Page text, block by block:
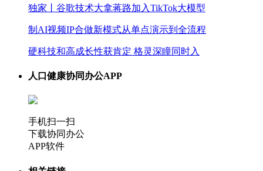
独家丨谷歌技术大拿蒋路加入TikTok大模型
制AI视频IP合做新模式从单点演示到全流程
硬科技和高成长性获肯定 格灵深瞳同时入
人口健康协同办公APP
手机扫一扫
下载协同办公
APP软件